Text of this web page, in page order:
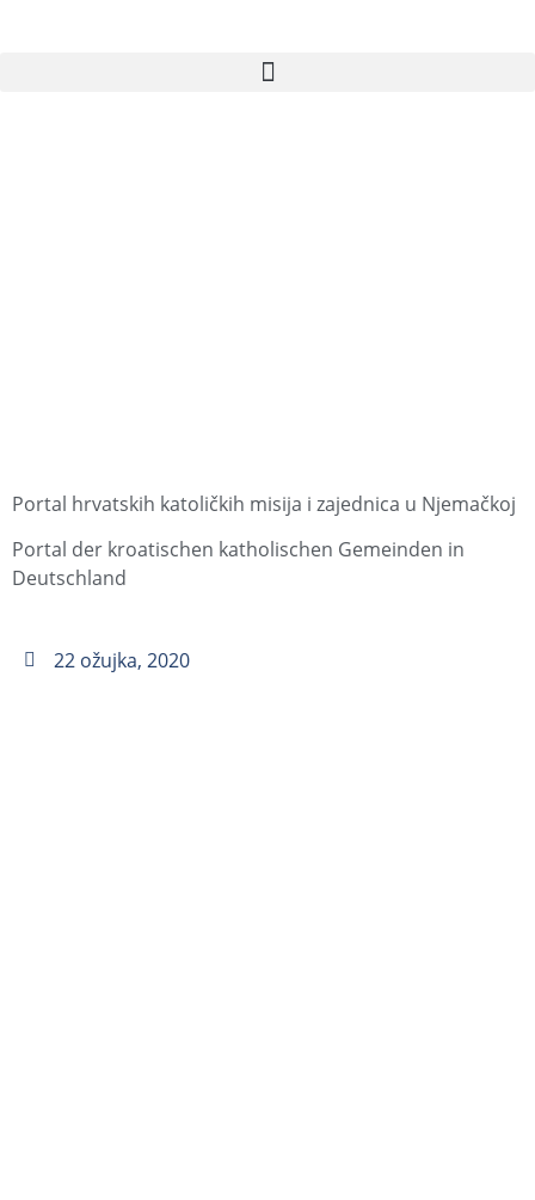
Portal hrvatskih katoličkih misija i zajednica u Njemačkoj
Portal der kroatischen katholischen Gemeinden in
Deutschland
22 ožujka, 2020